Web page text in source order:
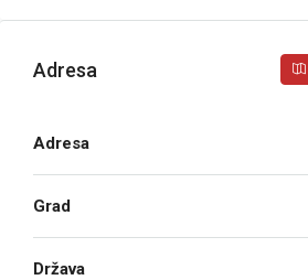
Adresa
Adresa
Grad
Država